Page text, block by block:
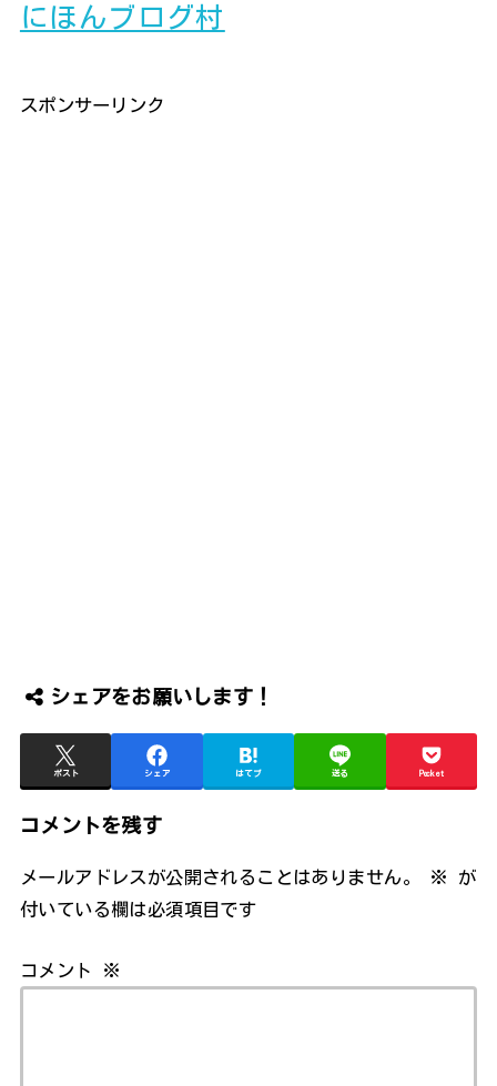
にほんブログ村
スポンサーリンク
シェアをお願いします！
ポスト シェア はてブ 送る Pocket
コメントを残す
メールアドレスが公開されることはありません。 ※
が
付いている欄は必須項目です
コメント ※